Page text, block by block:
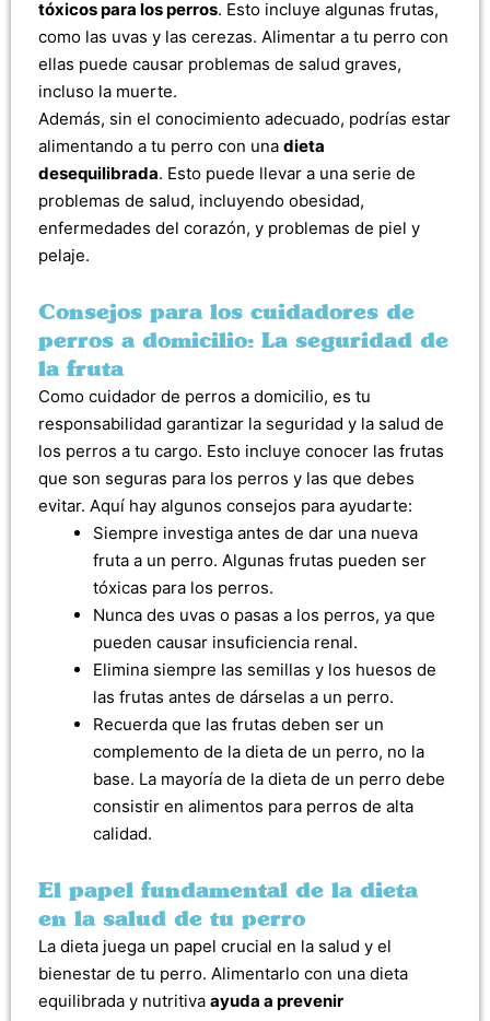
tóxicos para los perros. Esto incluye algunas frutas,
como las uvas y las cerezas. Alimentar a tu perro con
ellas puede causar problemas de salud graves,
incluso la muerte.
Además, sin el conocimiento adecuado, podrías estar
alimentando a tu perro con una dieta
desequilibrada. Esto puede llevar a una serie de
problemas de salud, incluyendo obesidad,
enfermedades del corazón, y problemas de piel y
pelaje.
Consejos para los cuidadores de
perros a domicilio: La seguridad de
la fruta
Como cuidador de perros a domicilio, es tu
responsabilidad garantizar la seguridad y la salud de
los perros a tu cargo. Esto incluye conocer las frutas
que son seguras para los perros y las que debes
evitar. Aquí hay algunos consejos para ayudarte:
Siempre investiga antes de dar una nueva
fruta a un perro. Algunas frutas pueden ser
tóxicas para los perros.
Nunca des uvas o pasas a los perros, ya que
pueden causar insuficiencia renal.
Elimina siempre las semillas y los huesos de
las frutas antes de dárselas a un perro.
Recuerda que las frutas deben ser un
complemento de la dieta de un perro, no la
base. La mayoría de la dieta de un perro debe
consistir en alimentos para perros de alta
calidad.
El papel fundamental de la dieta
en la salud de tu perro
La dieta juega un papel crucial en la salud y el
bienestar de tu perro. Alimentarlo con una dieta
equilibrada y nutritiva ayuda a prevenir